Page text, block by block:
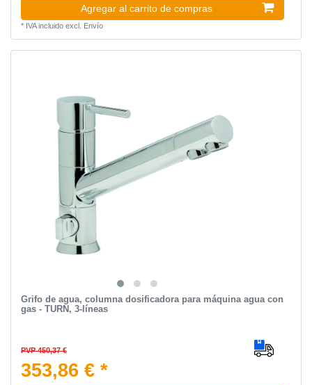
Agregar al carrito de compras
* IVA incluidoexcl. Envío
Grifo de agua, columna dosificadora para máquina agua con
gas - TURN, 3-líneas
PVP 450,37 €
353,86 € *